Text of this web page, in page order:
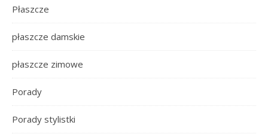
Płaszcze
płaszcze damskie
płaszcze zimowe
Porady
Porady stylistki